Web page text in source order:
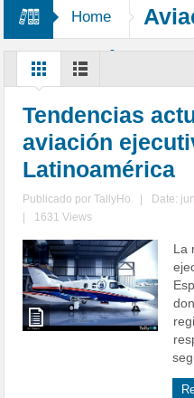
Home
Latinoamérica
Tendencias
aviación
Latinoamérica
Publicado porTallyHo Date:
1631 Views
La